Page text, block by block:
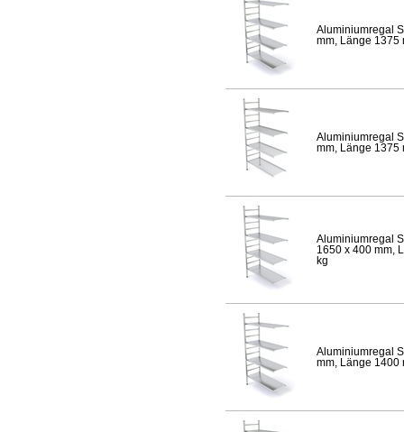
Aluminiumregal
mm, Länge 1375
Aluminiumregal
mm, Länge 1375
Aluminiumregal
1650 x 400 mm,
kg
Aluminiumregal
mm, Länge 1400